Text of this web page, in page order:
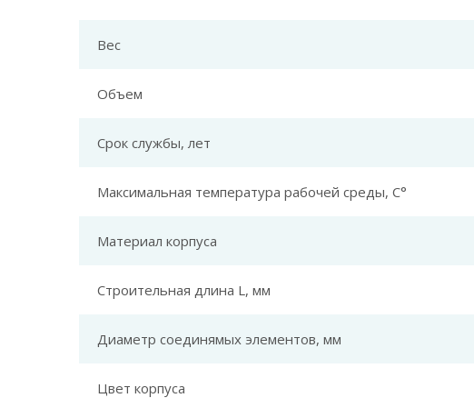
Вес
Объем
Срок службы, лет
Максимальная температура рабочей среды, С°
Материал корпуса
Строительная длина L, мм
Диаметр соединямых элементов, мм
Цвет корпуса